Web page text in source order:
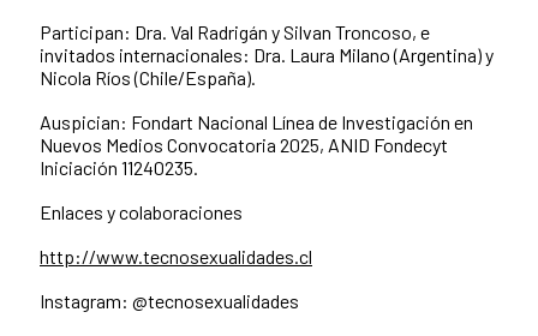
Participan: Dra. Val Radrigán y Silvan Troncoso, e
invitados internacionales: Dra. Laura Milano (Argentina) y
Nicola Ríos (Chile/España).
Auspician: Fondart Nacional Línea de Investigación en
Nuevos Medios Convocatoria 2025, ANID Fondecyt
Iniciación 11240235.
Enlaces y colaboraciones
http://www.tecnosexualidades.cl
Instagram: @tecnosexualidades